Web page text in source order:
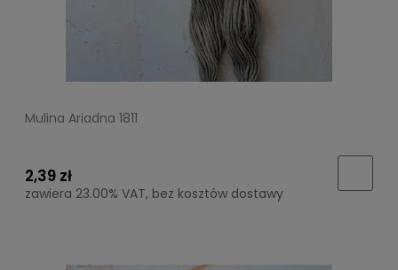
Mulina Ariadna 1811
2,39 zł
zawiera 23.00% VAT, bez kosztów dostawy